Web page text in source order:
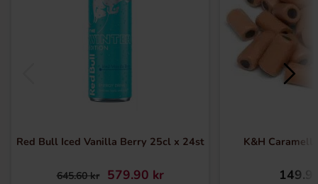
Red Bull Iced Vanilla Berry 25cl x 24st
645.60 kr 579.90 kr
K&H